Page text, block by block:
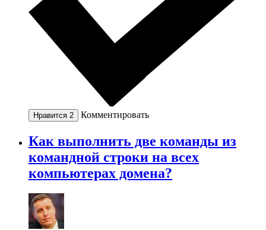
Нравится 2 Комментировать
Как выполнить две команды из
командной строки на всех
компьютерах домена?